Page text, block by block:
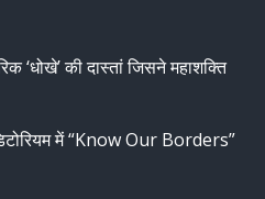
‘धोखे’ की दास्तां जिसने महाशक्ति
में “Know Our Borders”